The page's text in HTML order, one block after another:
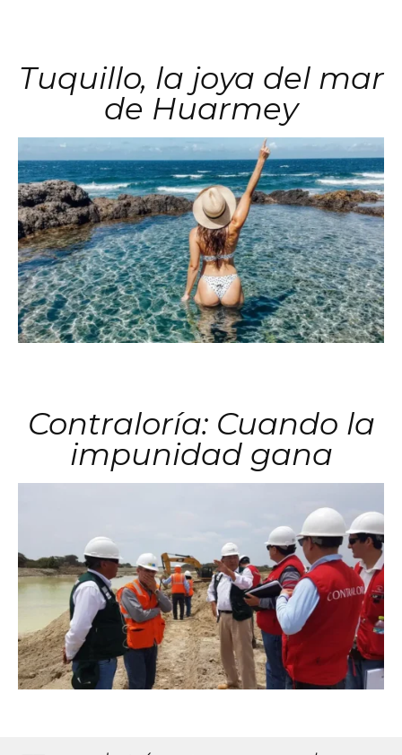
Tuquillo, la joya del mar
de Huarmey
Contraloría: Cuando la
impunidad gana